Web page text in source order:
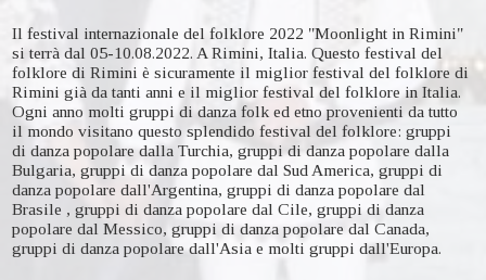
Il festival internazionale del folklore 2022 "Moonlight in Rimini"
si terrà dal 05-10.08.2022. A Rimini, Italia. Questo festival del
folklore di Rimini è sicuramente il miglior festival del folklore di
Rimini già da tanti anni e il miglior festival del folklore in Italia.
Ogni anno molti gruppi di danza folk ed etno provenienti da tutto
il mondo visitano questo splendido festival del folklore: gruppi
di danza popolare dalla Turchia, gruppi di danza popolare dalla
Bulgaria, gruppi di danza popolare dal Sud America, gruppi di
danza popolare dall'Argentina, gruppi di danza popolare dal
Brasile , gruppi di danza popolare dal Cile, gruppi di danza
popolare dal Messico, gruppi di danza popolare dal Canada,
gruppi di danza popolare dall'Asia e molti gruppi dall'Europa.